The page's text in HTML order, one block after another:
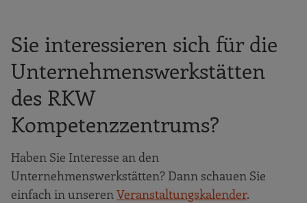
Sie interessieren sich für die
Unternehmenswerkstätten
des RKW
Kompetenzzentrums?
Haben Sie Interesse an den
Unternehmenswerkstätten? Dann schauen Sie
einfach in unseren Veranstaltungskalender.